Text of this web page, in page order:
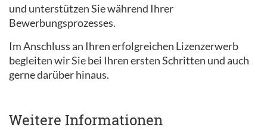
und unterstützen Sie während Ihrer
Bewerbungsprozesses.
Im Anschluss an Ihren erfolgreichen Lizenzerwerb
begleiten wir Sie bei Ihren ersten Schritten und auch
gerne darüber hinaus.
Weitere Informationen